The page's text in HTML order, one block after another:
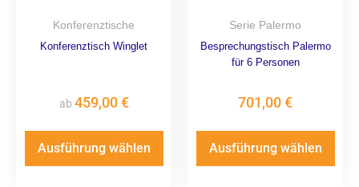
Konferenztische
Konferenztisch Winglet
ab 459,00€
Ausführung wählen
Serie Palermo
Besprechungstisch Palermo
für 6 Personen
701,00€
Ausführung wählen